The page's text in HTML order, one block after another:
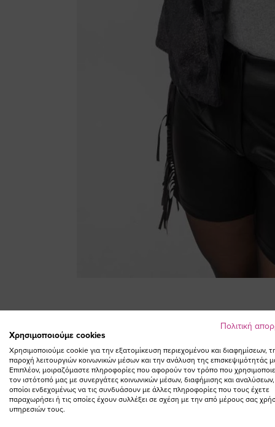
the
of
the
images
gallery
SALE
Πολιτική
Χρησιμοποιούμε cookies
Χρησιμοποιούμε cookie για την εξατομίκευση περιεχομένου και διαφημίσεων,
παροχή λειτουργιών κοινωνικών μέσων και την ανάλυση της επισκεψιμότητάς
Επιπλέον, μοιραζόμαστε πληροφορίες που αφορούν τον τρόπο που
τον ιστότοπό μας με συνεργάτες κοινωνικών μέσων, διαφήμισης και αναλύσεων,
οποίοι ενδεχομένως να τις συνδυάσουν με άλλες πληροφορίες που τους έχετε
παραχωρήσει ή τις οποίες έχουν συλλέξει σε σχέση με την από μέρους σας
υπηρεσιών τους.